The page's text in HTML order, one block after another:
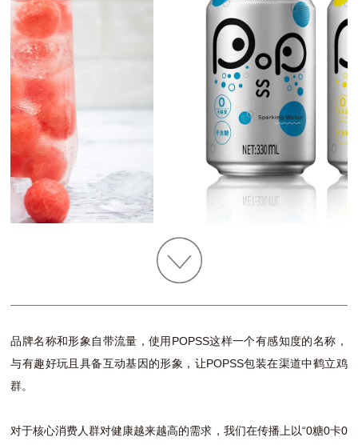
品牌名称和形象自带流量，使用POPSS这样一个有感知度的名称，
与有趣好玩且具备互动基因的形象，让POPSS包装在渠道中鹤立鸡
群。
对于核心消费人群对健康越来越高的需求，我们在传播上以“0糖0卡0